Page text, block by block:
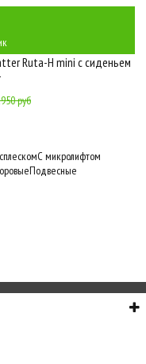
Ruta-H mini с сиденьем
руб
С микролифтом
Подвесные